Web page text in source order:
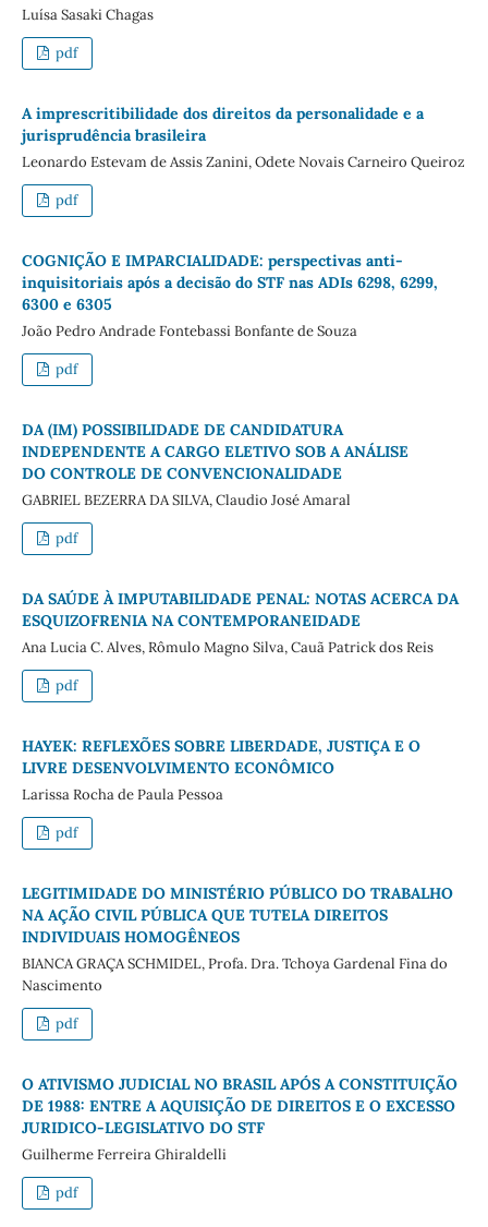
Luísa Sasaki Chagas
pdf
A imprescritibilidade dos direitos da personalidade e a
jurisprudência brasileira
Leonardo Estevam de Assis Zanini, Odete Novais Carneiro Queiroz
pdf
COGNIÇÃO E IMPARCIALIDADE: perspectivas anti-
inquisitoriais após a decisão do STF nas ADIs 6298, 6299,
6300 e 6305
João Pedro Andrade Fontebassi Bonfante de Souza
pdf
DA (IM) POSSIBILIDADE DE CANDIDATURA
INDEPENDENTE A CARGO ELETIVO SOB A ANÁLISE
DO CONTROLE DE CONVENCIONALIDADE
GABRIEL BEZERRA DA SILVA, Claudio José Amaral
pdf
DA SAÚDE À IMPUTABILIDADE PENAL: NOTAS ACERCA DA
ESQUIZOFRENIA NA CONTEMPORANEIDADE
Ana Lucia C. Alves, Rômulo Magno Silva, Cauã Patrick dos Reis
pdf
HAYEK: REFLEXÕES SOBRE LIBERDADE, JUSTIÇA E O
LIVRE DESENVOLVIMENTO ECONÔMICO
Larissa Rocha de Paula Pessoa
pdf
LEGITIMIDADE DO MINISTÉRIO PÚBLICO DO TRABALHO
NA AÇÃO CIVIL PÚBLICA QUE TUTELA DIREITOS
INDIVIDUAIS HOMOGÊNEOS
BIANCA GRAÇA SCHMIDEL, Profa. Dra. Tchoya Gardenal Fina do
Nascimento
pdf
O ATIVISMO JUDICIAL NO BRASIL APÓS A CONSTITUIÇÃO
DE 1988: ENTRE A AQUISIÇÃO DE DIREITOS E O EXCESSO
JURIDICO-LEGISLATIVO DO STF
Guilherme Ferreira Ghiraldelli
pdf